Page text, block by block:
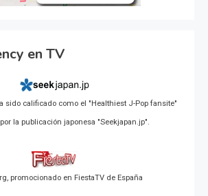
en TV
sido calificado como el "Healthiest J-Pop fansite"
la publicación japonesa "Seekjapan.jp".
promocionado en FiestaTV de España